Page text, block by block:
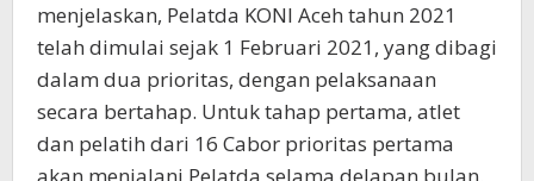
menjelaskan, Pelatda KONI Aceh tahun 2021
telah dimulai sejak 1 Februari 2021, yang dibagi
dalam dua prioritas, dengan pelaksanaan
secara bertahap. Untuk tahap pertama, atlet
dan pelatih dari 16 Cabor prioritas pertama